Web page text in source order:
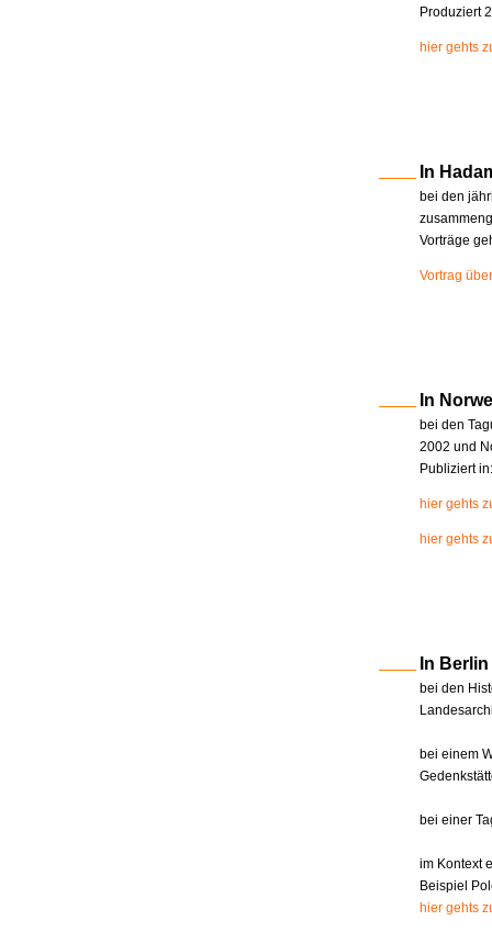
Produziert
hier gehts
In
bei den
Vorträge
Vortrag
In
bei den
2002 und
Publiziert
hier gehts
hier gehts
In
bei den
bei einem
bei einer
im Kontext
Beispiel
hier gehts